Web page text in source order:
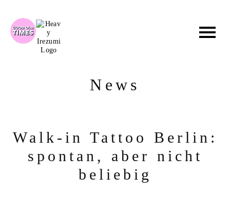
Inhalt
springen
News
Walk-in Tattoo Berlin:
spontan, aber nicht
beliebig